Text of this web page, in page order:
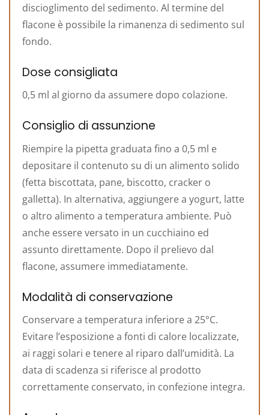
discioglimento del sedimento. Al termine del
flacone è possibile la rimanenza di sedimento sul
fondo.
Dose consigliata
0,5 ml al giorno da assumere dopo colazione.
Consiglio di assunzione
Riempire la pipetta graduata fino a 0,5 ml e
depositare il contenuto su di un alimento solido
(fetta biscottata, pane, biscotto, cracker o
galletta). In alternativa, aggiungere a yogurt, latte
o altro alimento a temperatura ambiente. Può
anche essere versato in un cucchiaino ed
assunto direttamente. Dopo il prelievo dal
flacone, assumere immediatamente.
Modalità di conservazione
Conservare a temperatura inferiore a 25°C.
Evitare l’esposizione a fonti di calore localizzate,
ai raggi solari e tenere al riparo dall’umidità. La
data di scadenza si riferisce al prodotto
correttamente conservato, in confezione integra.